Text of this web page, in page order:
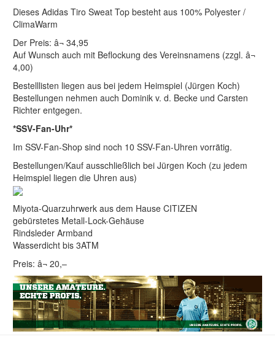
Dieses Adidas Tiro Sweat Top besteht aus 100% Polyester /
ClimaWarm
Der Preis: â¬ 34,95
Auf Wunsch auch mit Beflockung des Vereinsnamens (zzgl. â¬
4,00)
Bestelllisten liegen aus bei jedem Heimspiel (Jürgen Koch)
Bestellungen nehmen auch Dominik v. d. Becke und Carsten
Richter entgegen.
*SSV-Fan-Uhr*
Im SSV-Fan-Shop sind noch 10 SSV-Fan-Uhren vorrätig.
Bestellungen/Kauf ausschließlich bei Jürgen Koch (zu jedem
Heimspiel liegen die Uhren aus)
Miyota-Quarzuhrwerk aus dem Hause CITIZEN
gebürstetes Metall-Lock-Gehäuse
Rindsleder Armband
Wasserdicht bis 3ATM
Preis: â¬ 20,–